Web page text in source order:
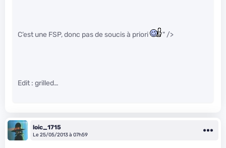
C’est une FSP, donc pas de soucis à priori " />
Edit : grilled…
loic_1715
Le 25/05/2013 à 07h59